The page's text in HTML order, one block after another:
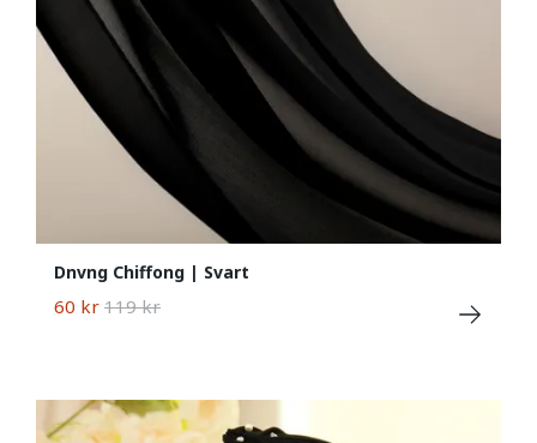
Dnvng Chiffong | Svart
60 kr 119 kr